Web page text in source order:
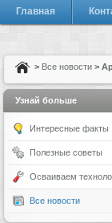
Главная
> Все новости >
Узнай больше
Интересные факты
Полезные советы
Осваиваем
Все новости